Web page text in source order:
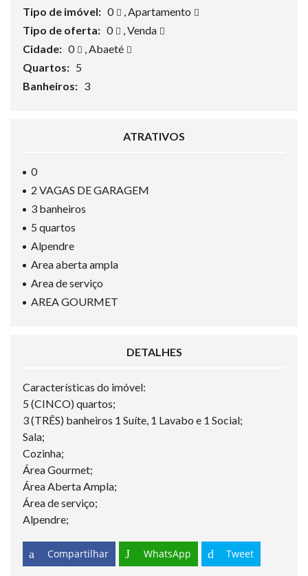
Tipo de imóvel: 0 ,Apartamento
Tipo de oferta: 0 ,Venda
Cidade: 0 ,Abaeté
Quartos: 5
Banheiros: 3
ATRATIVOS
0
2 VAGAS DE GARAGEM
3 banheiros
5 quartos
Alpendre
Area aberta ampla
Area de serviço
AREA GOURMET
DETALHES
Características do imóvel:
5 (CINCO) quartos;
3 (TRÊS) banheiros 1 Suíte, 1 Lavabo e 1 Social;
Sala;
Cozinha;
Área Gourmet;
Área Aberta Ampla;
Área de serviço;
Alpendre;
Compartilhar WhatsApp Tweet